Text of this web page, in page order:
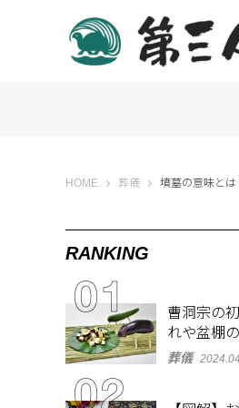
HOME 第三人生 〜寄り道の歩き
葬儀 墳墓の意味と
RANKING
曹洞宗の
れや盆棚
を解説
葬儀